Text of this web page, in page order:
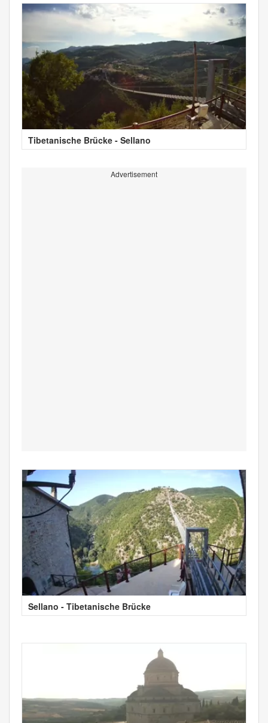
Tibetanische Brücke - Sellano
Advertisement
Sellano - Tibetanische Brücke